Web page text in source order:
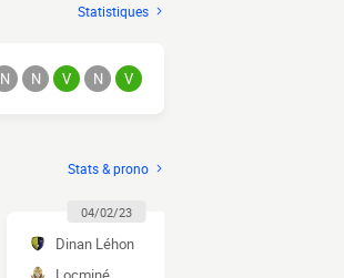
Statistiques
N N V N V
Stats & prono
04/02/23
Dinan Léhon